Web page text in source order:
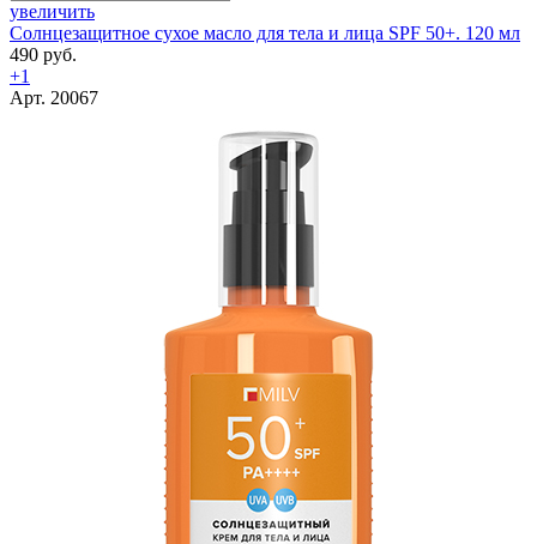
увеличить
Солнцезащитное сухое масло для тела и лица SPF 50+. 120 мл
490 руб.
+1
Арт. 20067